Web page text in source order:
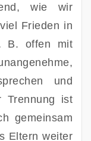
wie wir
Frieden in
B. offen mit
und
Trennung ist
gemeinsam
Eltern weiter